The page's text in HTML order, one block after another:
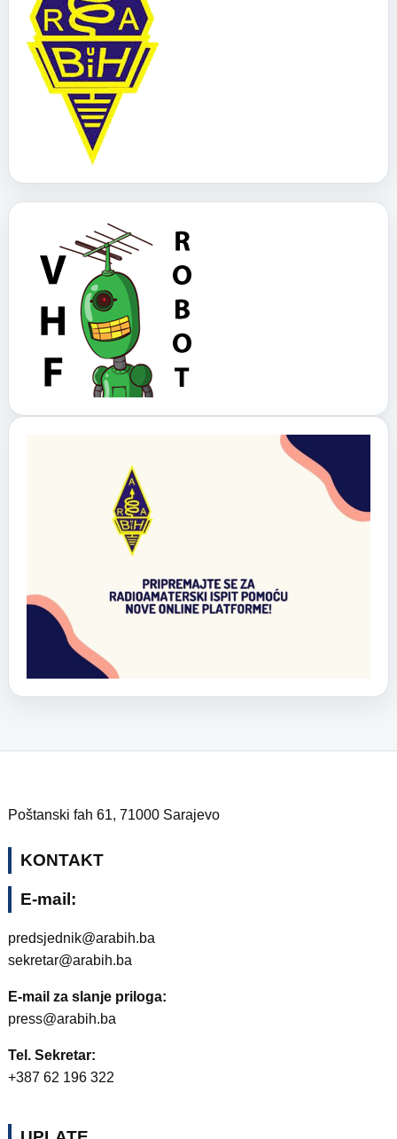
Poštanski fah 61, 71000 Sarajevo
KONTAKT
E-mail:
predsjednik@arabih.ba
sekretar@arabih.ba
E-mail za slanje priloga:
press@arabih.ba
Tel. Sekretar:
+387 62 196 322